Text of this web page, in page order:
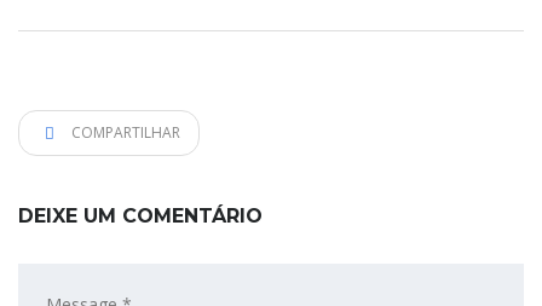
COMPARTILHAR
DEIXE UM COMENTÁRIO